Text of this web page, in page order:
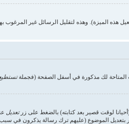
هذه الميزة). وهذه لتقليل الرسائل غير
المتاحة لك مذكورة في أسفل الصفحة (فجملة
لوقت قصير بعد كتابته) بالضغط على زرتعديل
الموضوع (عليهم ترك رسالة يذكرون في سبب